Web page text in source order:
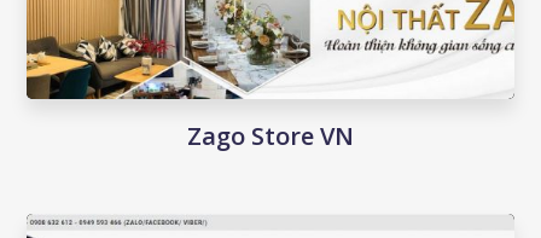
Zago Store VN